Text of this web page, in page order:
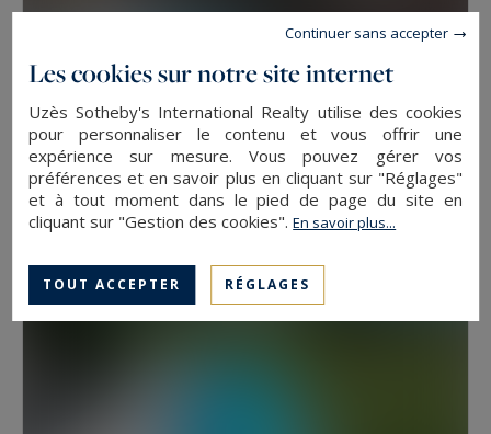
MAISON 2500M² 44PIÈCES
2 900 000 €
Les cookies sur notre site internet
Uzès Sotheby's International Realty utilise des cookies
pour personnaliser le contenu et vous offrir une
expérience sur mesure. Vous pouvez gérer vos
préférences et en savoir plus en cliquant sur "Réglages"
et à tout moment dans le pied de page du site en
cliquant sur "Gestion des cookies".En savoir plus...
TOUT ACCEPTER RÉGLAGES
Continuer sans accepter